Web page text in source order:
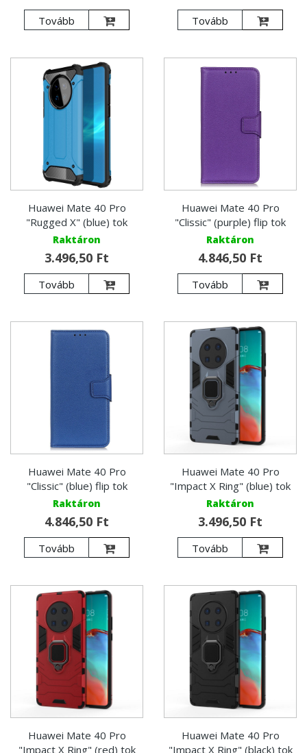
Tovább Tovább
Huawei Mate 40 Pro
"Rugged X" (blue) tok
Raktáron
3.496,50 Ft
Tovább
Huawei Mate 40 Pro
"Clissic" (purple) flip tok
Raktáron
4.846,50 Ft
Tovább
Huawei Mate 40 Pro
"Clissic" (blue) flip tok
Raktáron
4.846,50 Ft
Tovább
Huawei Mate 40 Pro
"Impact X Ring" (blue) tok
Raktáron
3.496,50 Ft
Tovább
Huawei Mate 40 Pro
"Impact X Ring" (red) tok
Huawei Mate 40 Pro
"Impact X Ring" (black) tok